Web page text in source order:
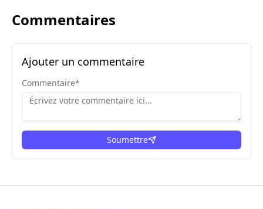
Commentaires
Ajouter un commentaire
Commentaire*
Soumettre